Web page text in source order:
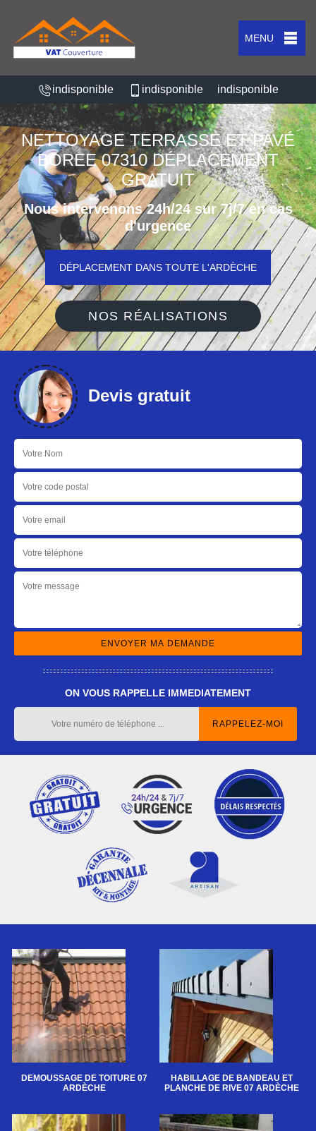
MENU
indisponible indisponible indisponible
NETTOYAGE TERRASSE ET PAVÉ
BOREE 07310 DÉPLACEMENT
GRATUIT
Nous intervenons 24h/24 sur 7j/7 en cas
d'urgence
DÉPLACEMENT DANS TOUTE L'ARDÈCHE
NOS RÉALISATIONS
Devis gratuit
ON VOUS RAPPELLE IMMEDIATEMENT
DEMOUSSAGE DE TOITURE 07
ARDÈCHE
HABILLAGE DE BANDEAU ET
PLANCHE DE RIVE 07 ARDÈCHE